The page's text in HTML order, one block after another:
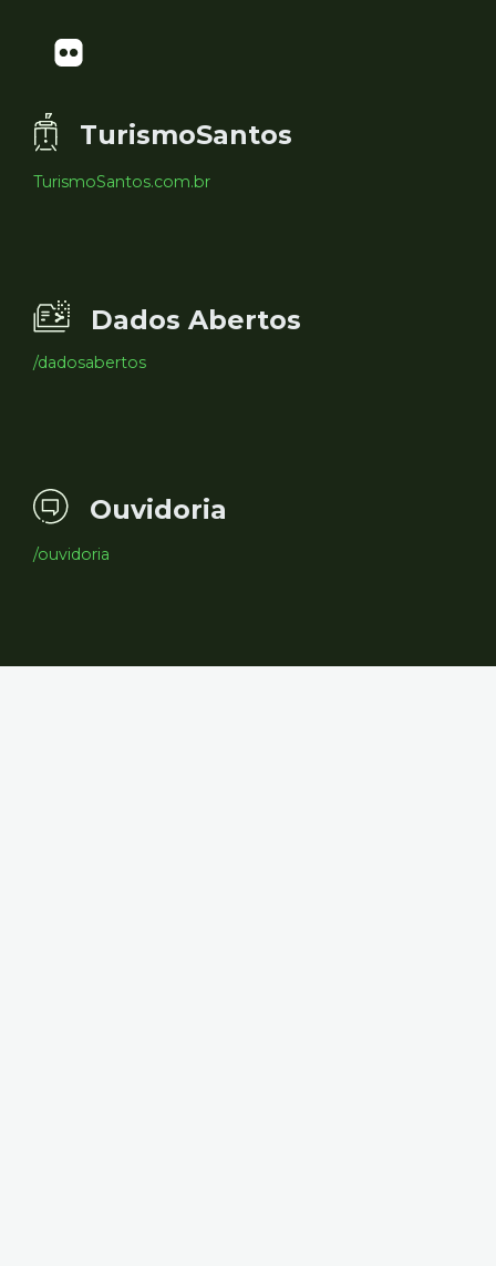
TurismoSantos
TurismoSantos.com.br
Dados Abertos
/dadosabertos
Ouvidoria
/ouvidoria